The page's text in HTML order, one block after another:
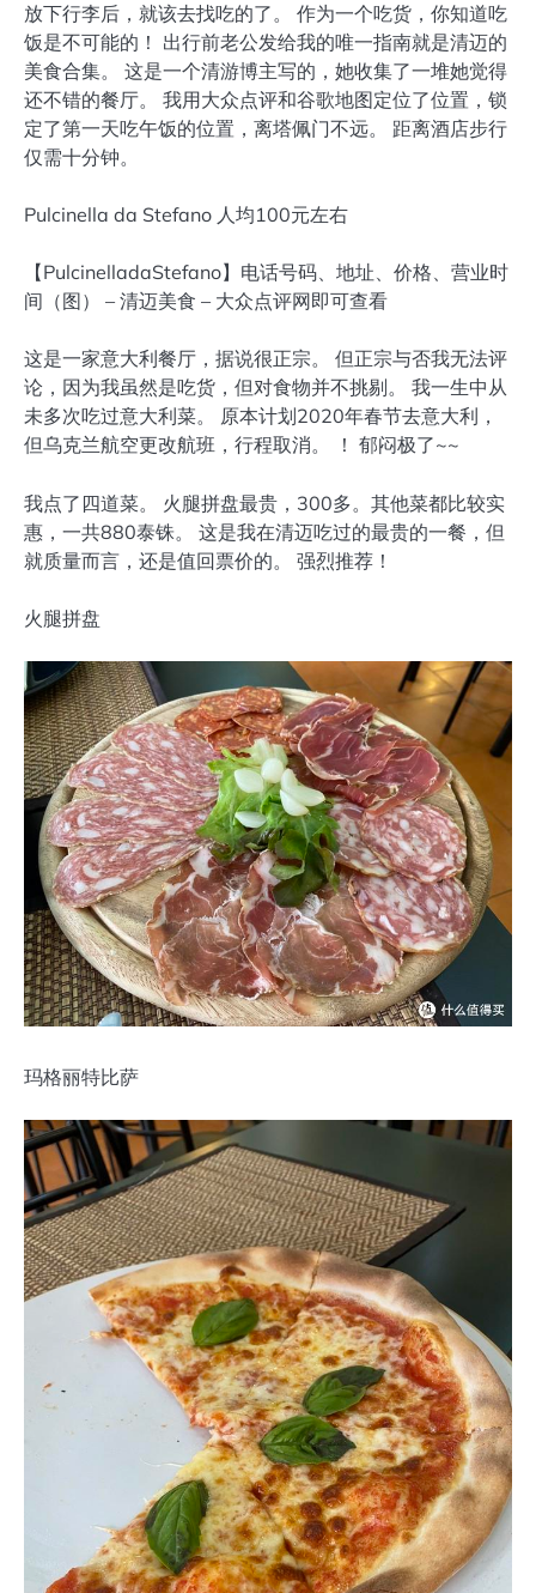
放下行李后，就该去找吃的了。 作为一个吃货，你知道吃
饭是不可能的！ 出行前老公发给我的唯一指南就是清迈的
美食合集。 这是一个清游博主写的，她收集了一堆她觉得
还不错的餐厅。 我用大众点评和谷歌地图定位了位置，锁
定了第一天吃午饭的位置，离塔佩门不远。 距离酒店步行
仅需十分钟。
Pulcinella da Stefano 人均100元左右
【PulcinelladaStefano】电话号码、地址、价格、营业时
间（图） – 清迈美食 – 大众点评网即可查看
这是一家意大利餐厅，据说很正宗。 但正宗与否我无法评
论，因为我虽然是吃货，但对食物并不挑剔。 我一生中从
未多次吃过意大利菜。 原本计划2020年春节去意大利，
但乌克兰航空更改航班，行程取消。 ！ 郁闷极了~~
我点了四道菜。 火腿拼盘最贵，300多。其他菜都比较实
惠，一共880泰铢。 这是我在清迈吃过的最贵的一餐，但
就质量而言，还是值回票价的。 强烈推荐！
火腿拼盘
玛格丽特比萨